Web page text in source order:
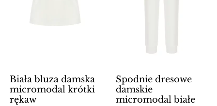
Biała bluza damska
micromodal krótki
rękaw
Spodnie dresowe
damskie
micromodal białe